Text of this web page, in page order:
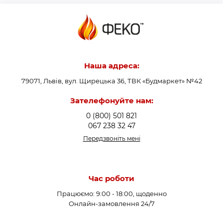
Наша адреса:
79071, Львів, вул. Щирецька 36, ТВК «Будмаркет» №42
Зателефонуйте нам:
0 (800) 501 821
067 238 32 47
Передзвоніть мені
Час роботи
Працюємо: 9:00 - 18:00, щоденно
Онлайн-замовлення 24/7